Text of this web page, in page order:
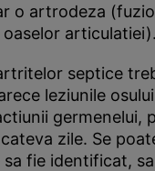
o artrodeza
articulatiei).
septice
leziunile
germenelui,
zile. Se
fie identificat,